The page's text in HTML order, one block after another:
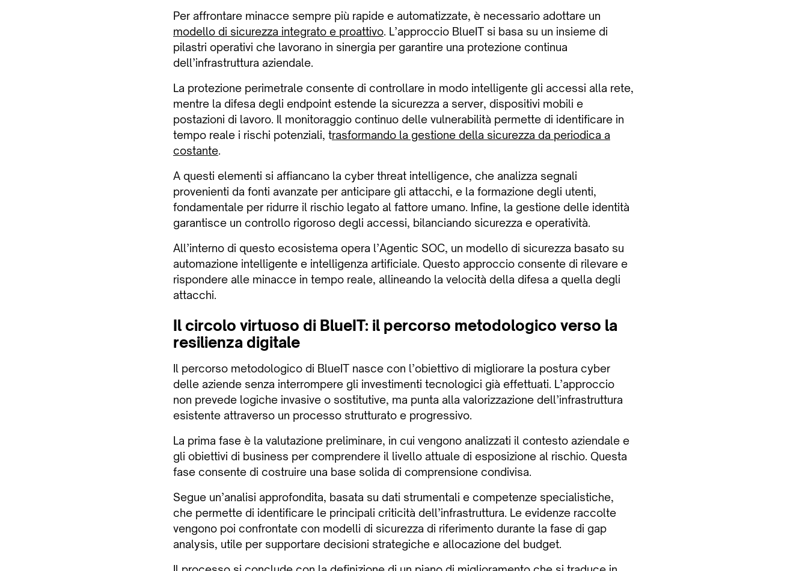
Per affrontare minacce sempre più rapide e automatizzate, è necessario adottare un
modello di sicurezza integrato e proattivo. L’approccio BlueIT si basa su un insieme di
pilastri operativi che lavorano in sinergia per garantire una protezione continua
dell’infrastruttura aziendale.
La protezione perimetrale consente di controllare in modo intelligente gli accessi alla rete,
mentre la difesa degli endpoint estende la sicurezza a server, dispositivi mobili e
postazioni di lavoro. Il monitoraggio continuo delle vulnerabilità permette di identificare in
tempo reale i rischi potenziali, trasformando la gestione della sicurezza da periodica a
costante.
A questi elementi si affiancano la cyber threat intelligence, che analizza segnali
provenienti da fonti avanzate per anticipare gli attacchi, e la formazione degli utenti,
fondamentale per ridurre il rischio legato al fattore umano. Infine, la gestione delle identità
garantisce un controllo rigoroso degli accessi, bilanciando sicurezza e operatività.
All’interno di questo ecosistema opera l’Agentic SOC, un modello di sicurezza basato su
automazione intelligente e intelligenza artificiale. Questo approccio consente di rilevare e
rispondere alle minacce in tempo reale, allineando la velocità della difesa a quella degli
attacchi.
Il circolo virtuoso di BlueIT: il percorso metodologico verso la
resilienza digitale
Il percorso metodologico di BlueIT nasce con l’obiettivo di migliorare la postura cyber
delle aziende senza interrompere gli investimenti tecnologici già effettuati. L’approccio
non prevede logiche invasive o sostitutive, ma punta alla valorizzazione dell’infrastruttura
esistente attraverso un processo strutturato e progressivo.
La prima fase è la valutazione preliminare, in cui vengono analizzati il contesto aziendale e
gli obiettivi di business per comprendere il livello attuale di esposizione al rischio. Questa
fase consente di costruire una base solida di comprensione condivisa.
Segue un’analisi approfondita, basata su dati strumentali e competenze specialistiche,
che permette di identificare le principali criticità dell’infrastruttura. Le evidenze raccolte
vengono poi confrontate con modelli di sicurezza di riferimento durante la fase di gap
analysis, utile per supportare decisioni strategiche e allocazione del budget.